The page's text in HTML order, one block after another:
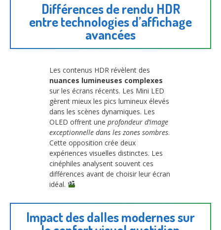
Différences de rendu HDR
entre technologies d’affichage
avancées
Les contenus HDR révèlent des
nuances lumineuses complexes
sur les écrans récents. Les Mini LED
gèrent mieux les pics lumineux élevés
dans les scènes dynamiques. Les
OLED offrent une profondeur d’image
exceptionnelle dans les zones sombres.
Cette opposition crée deux
expériences visuelles distinctes. Les
cinéphiles analysent souvent ces
différences avant de choisir leur écran
idéal.
Impact des dalles modernes sur